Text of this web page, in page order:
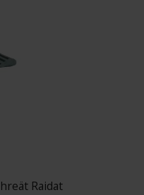
Raidat